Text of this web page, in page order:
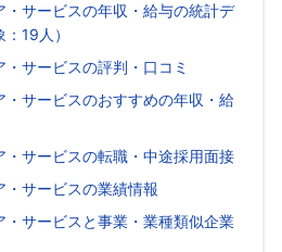
・サービスの年収・給与の統計デ
19人）
サービスの評判・口コミ
・サービスのおすすめの年収・給
・サービスの転職・中途採用面接
サービスの業績情報
・サービスと事業・業種類似企業